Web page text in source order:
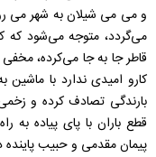
و می می شیلان به شهر می
می‌گردد، متوجه می‌شود که
قاطر جا به جا می‌کرده،
کارو امیدی ندارد با ماشین
بارندگی تصادف کرده و
قطع باران با پای پیاده به
پیمان مقدمی و حبیب پاینده